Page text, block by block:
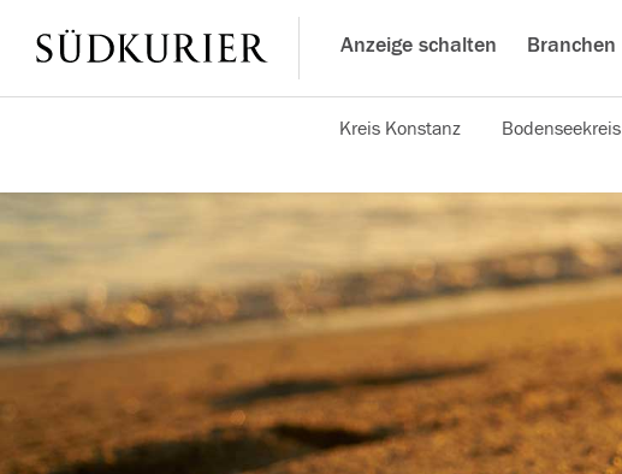
Anzeige schalten Branchen
Kreis Konstanz Bodenseekreis